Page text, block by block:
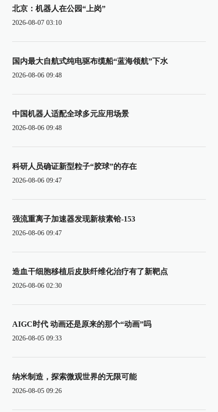
北京：机器人在公园“上岗”
2026-08-07 03:10
国内最大自航式纯电驱布缆船“蓝海领航”下水
2026-08-06 09:48
中国机器人适配全球多元应用场景
2026-08-06 09:48
科研人员确证新型粒子“胶球”的存在
2026-08-06 09:47
强流重离子加速器发现新核素铪-153
2026-08-06 09:47
造血干细胞移植后皮肤纤维化治疗有了新靶点
2026-08-06 02:30
AIGC时代 动画还是原来的那个“动画”吗
2026-08-05 09:33
纳米制造，探索微观世界的无限可能
2026-08-05 09:26